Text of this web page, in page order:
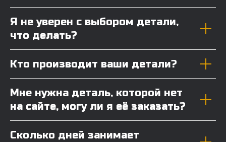
Я не уверен с выбором детали,
что делать?
Кто производит ваши детали?
Мне нужна деталь, которой нет
на сайте, могу ли я её заказать?
Сколько дней занимает